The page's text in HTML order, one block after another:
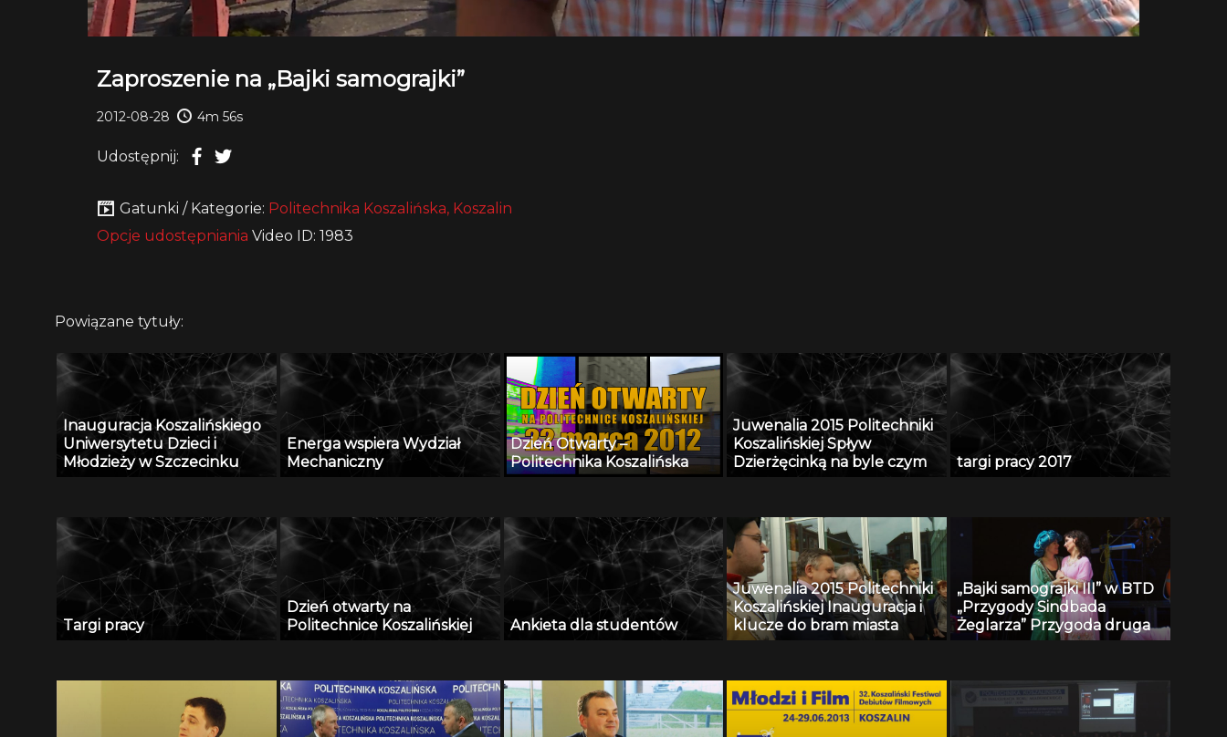
Zaproszenie na „Bajki samograjki”
2012-08-28 4m 56s
Udostępnij:
Gatunki / Kategorie: Politechnika Koszalińska, Koszalin
Opcje udostępniania Video ID: 1983
Powiązane tytuły:
Inauguracja Koszalińskiego
Uniwersytetu Dzieci i
Młodzieży w Szczecinku
Energa wspiera Wydział
Mechaniczny
Dzień Otwarty –
Politechnika Koszalińska
Juwenalia 2015 Politechniki
Koszalińskiej Spływ
Dzierżęcinką na byle czym
targi pracy 2017
Targi pracy
Dzień otwarty na
Politechnice Koszalińskiej
Ankieta dla studentów
Juwenalia 2015 Politechniki
Koszalińskiej Inauguracja i
klucze do bram miasta
„Bajki samograjki III” w BTD
„Przygody Sindbada
Żeglarza” Przygoda druga